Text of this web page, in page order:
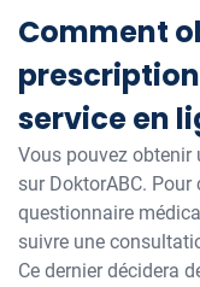
Comment
service en
Vous pouvez obtenir
sur DoktorABC.
questionnaire
suivre une
Ce dernier décidera